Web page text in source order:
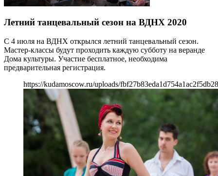
Летний танцевальный сезон на ВДНХ 2020
С 4 июля на ВДНХ открылся летний танцевальный сезон.
Мастер-классы будут проходить каждую субботу на веранде
Дома культуры. Участие бесплатное, необходима
предварительная регистрация.
https://kudamoscow.ru/uploads/